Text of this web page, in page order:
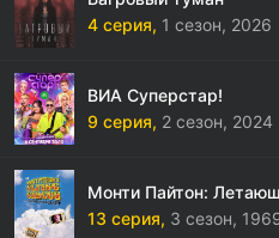
4 серия, 1 сезон, 2026
ВИА Суперстар!
9 серия, 2 сезон, 2024
Монти Пайтон:
13 серия, 3 сезон,